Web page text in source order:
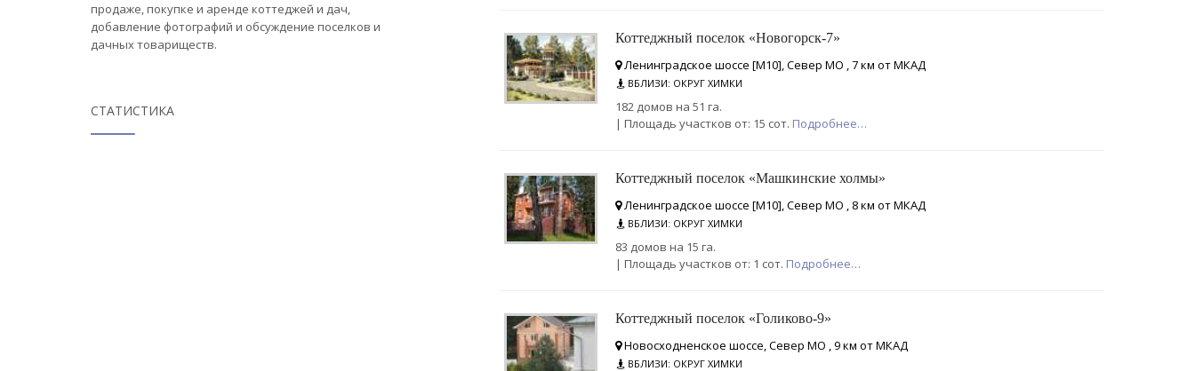
продаже, покупке и аренде коттеджей и дач,
добавление фотографий и обсуждение поселков и
дачных товариществ.
СТАТИСТИКА
Коттеджный поселок «Новогорск-7»
Ленинградское шоссе [М10], Север МО , 7 км от МКАД
ВБЛИЗИ: ОКРУГ ХИМКИ
182 домов на 51 га.
| Площадь участков от: 15 сот. Подробнее…
Коттеджный поселок «Машкинские холмы»
Ленинградское шоссе [М10], Север МО , 8 км от МКАД
ВБЛИЗИ: ОКРУГ ХИМКИ
83 домов на 15 га.
| Площадь участков от: 1 сот. Подробнее…
Коттеджный поселок «Голиково-9»
Новосходненское шоссе, Север МО , 9 км от МКАД
ВБЛИЗИ: ОКРУГ ХИМКИ